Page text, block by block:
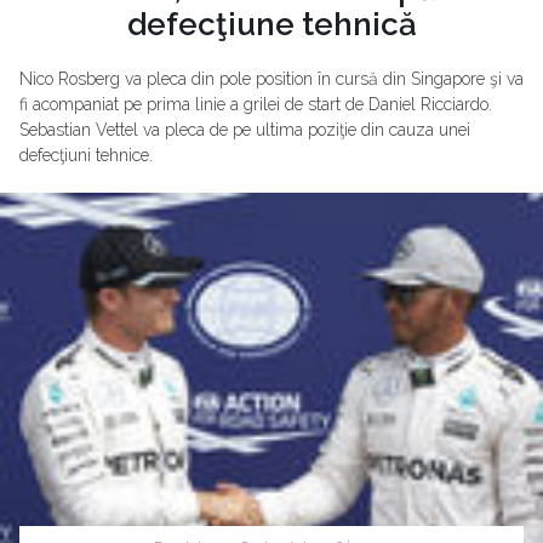
defecţiune tehnică
Nico Rosberg va pleca din pole position în cursă din Singapore şi va
fi acompaniat pe prima linie a grilei de start de Daniel Ricciardo.
Sebastian Vettel va pleca de pe ultima poziţie din cauza unei
defecţiuni tehnice.